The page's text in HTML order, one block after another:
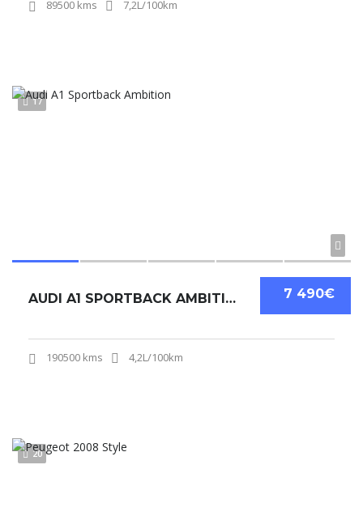
89500 kms 7,2L/100km
17
7 490€
AUDI A1 SPORTBACK AMBITION
190500 kms 4,2L/100km
20